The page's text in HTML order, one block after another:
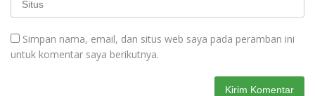
Simpan nama, email, dan situs web saya pada peramban ini
untuk komentar saya berikutnya.